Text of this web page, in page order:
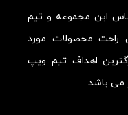
این مجموعه و تیم
راحت محصولات مورد
اهداف تیم ویپ
می باشد.